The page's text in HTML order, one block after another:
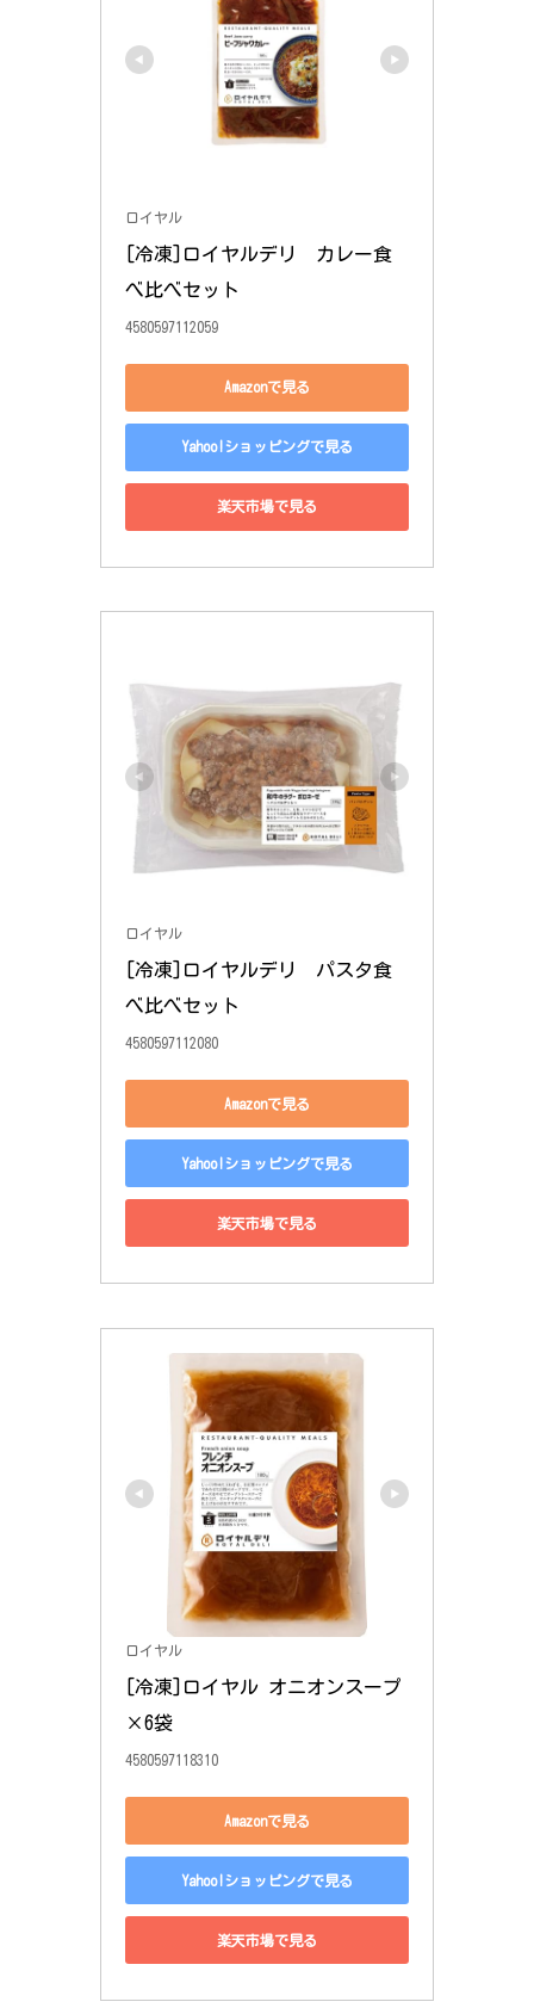
ロイヤル
[冷凍]ロイヤルデリ　カレー食
べ比べセット
4580597112059
Amazonで見る
Yahoo!ショッピングで見る
楽天市場で見る
ロイヤル
[冷凍]ロイヤルデリ　パスタ食
べ比べセット
4580597112080
Amazonで見る
Yahoo!ショッピングで見る
楽天市場で見る
ロイヤル
[冷凍]ロイヤル オニオンスープ
×6袋
4580597118310
Amazonで見る
Yahoo!ショッピングで見る
楽天市場で見る